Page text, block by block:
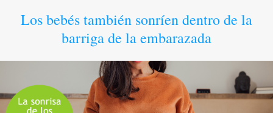
Los bebés también sonríen dentro de la
barriga de la embarazada